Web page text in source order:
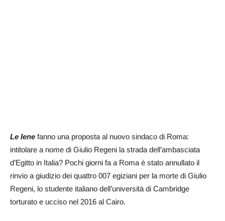
Le Iene fanno una proposta al nuovo sindaco di Roma:
intitolare a nome di Giulio Regeni la strada dell’ambasciata
d’Egitto in Italia? Pochi giorni fa a Roma è stato annullato il
rinvio a giudizio dei quattro 007 egiziani per la morte di Giulio
Regeni, lo studente italiano dell’università di Cambridge
torturato e ucciso nel 2016 al Cairo.